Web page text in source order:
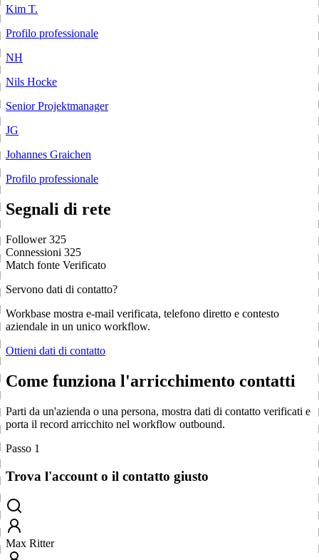
Kim T.
Profilo professionale
NH
Nils Hocke
Senior Projektmanager
JG
Johannes Graichen
Profilo professionale
Segnali di rete
Follower 325
Connessioni 325
Match fonte Verificato
Servono dati di contatto?
Workbase mostra e-mail verificata, telefono diretto e contesto
aziendale in un unico workflow.
Ottieni dati di contatto
Come funziona l'arricchimento contatti
Parti da un'azienda o una persona, mostra dati di contatto verificati e
porta il record arricchito nel workflow outbound.
Passo 1
Trova l'account o il contatto giusto
Max Ritter